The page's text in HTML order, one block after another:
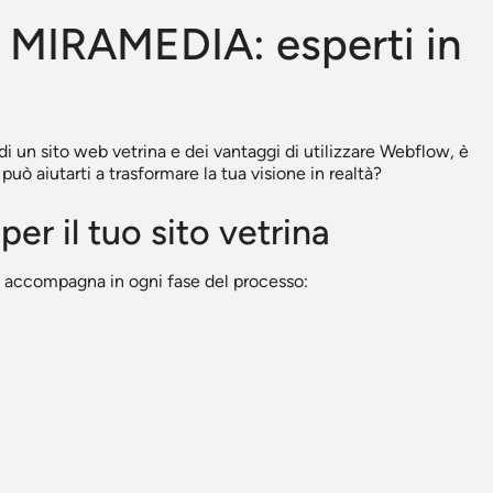
esperti in
un sito web vetrina e dei vantaggi di utilizzare Webflow, è
aiutarti a trasformare la tua visione in realtà?
il tuo sito vetrina
in ogni fase del processo: